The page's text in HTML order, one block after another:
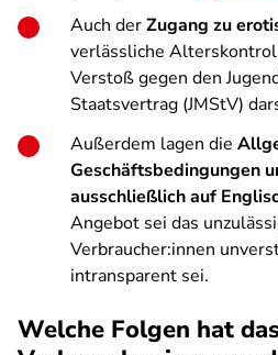
Auch derZugang zu
verlässliche
Verstoß gegen den
Staatsvertrag (JMStV)
Außerdem lagen die
Geschäftsbedingungen
ausschließlich auf
Angebot sei das
Verbraucher:innen
intransparent sei.
Welche Folgen hat